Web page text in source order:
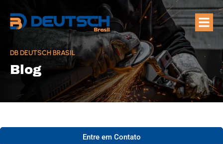
DB DEUTSCH BRASIL
Blog
Entre em Contato